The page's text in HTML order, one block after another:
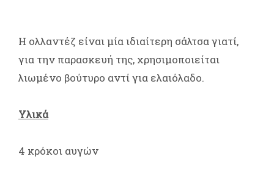
Η ολλαντέζ είναι μία ιδιαίτερη σάλτσα γιατί,
για την παρασκευή της, χρησιμοποιείται
λιωμένο βούτυρο αντί για ελαιόλαδο.
Υλικά
4 κρόκοι αυγών